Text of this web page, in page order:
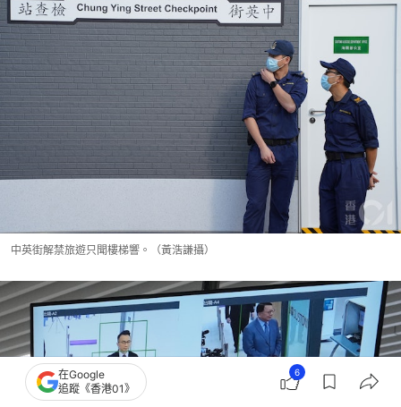
中英街解禁旅遊只聞樓梯響。（黃浩謙攝）
在Google
追蹤《香港01》
6